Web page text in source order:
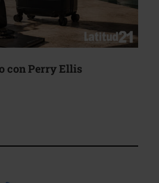
con Perry Ellis